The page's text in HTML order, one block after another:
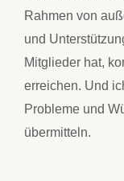
Rahmen von
und
Mitglieder hat,
erreichen. Und
Probleme und
übermitteln.